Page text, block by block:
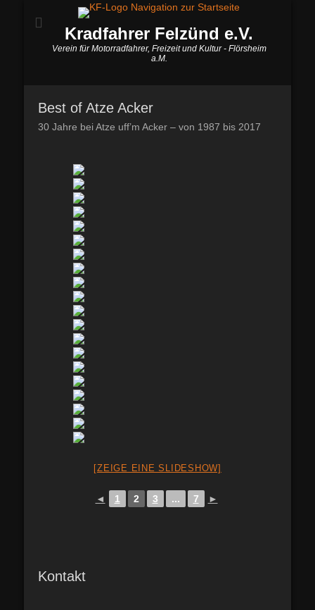
Kradfahrer Felzünd e.V.
Verein für Motorradfahrer, Freizeit und Kultur - Flörsheim
a.M.
Best of Atze Acker
30 Jahre bei Atze uff’m Acker – von 1987 bis 2017
[ZEIGE EINE SLIDESHOW]
◄ 1 2 3 ... 7 ►
Kontakt